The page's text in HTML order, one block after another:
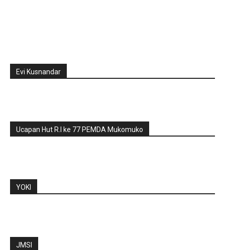
Evi Kusnandar
Ucapan Hut R.I ke 77 PEMDA Mukomuko
YOKI
JMSI